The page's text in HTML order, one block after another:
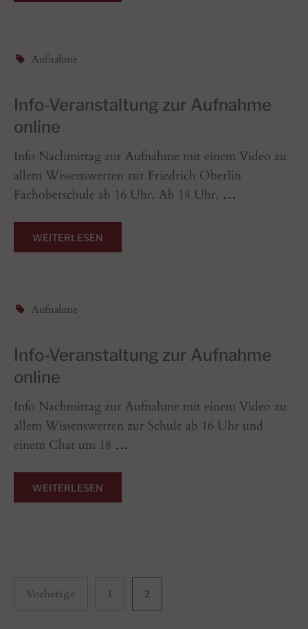
Aufnahme
Info-Veranstaltung zur Aufnahme
online
Info Nachmittag zur Aufnahme mit einem Video zu
allem Wissenswerten zur Friedrich Oberlin
Fachoberschule ab 16 Uhr. Ab 18 Uhr, …
WEITERLESEN
Aufnahme
Info-Veranstaltung zur Aufnahme
online
Info Nachmittag zur Aufnahme mit einem Video zu
allem Wissenswerten zur Schule ab 16 Uhr und
einem Chat um 18 …
WEITERLESEN
Seitennummerierung
Vorherige 1 2